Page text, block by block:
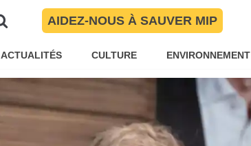
AIDEZ-NOUS À SAUVER MIP
ACTUALITÉS CULTURE ENVIRONNEMENT